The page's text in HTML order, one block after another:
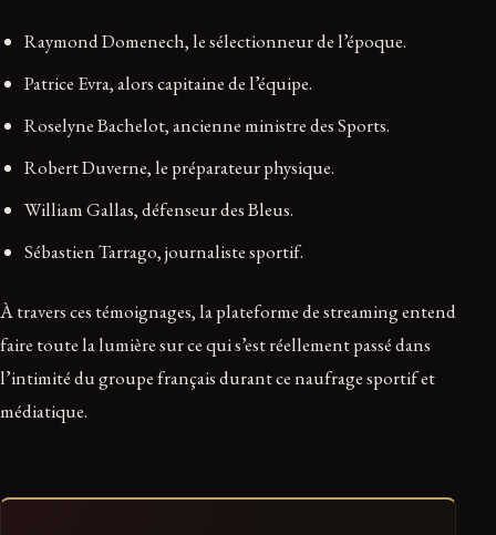
Raymond Domenech, le sélectionneur de l’époque.
Patrice Evra, alors capitaine de l’équipe.
Roselyne Bachelot, ancienne ministre des Sports.
Robert Duverne, le préparateur physique.
William Gallas, défenseur des Bleus.
Sébastien Tarrago, journaliste sportif.
À travers ces témoignages, la plateforme de streaming entend
faire toute la lumière sur ce qui s’est réellement passé dans
l’intimité du groupe français durant ce naufrage sportif et
médiatique.